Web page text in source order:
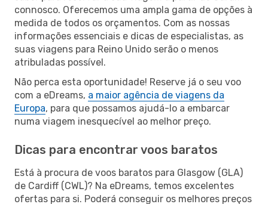
connosco. Oferecemos uma ampla gama de opções à
medida de todos os orçamentos. Com as nossas
informações essenciais e dicas de especialistas, as
suas viagens para Reino Unido serão o menos
atribuladas possível.
Não perca esta oportunidade! Reserve já o seu voo
com a eDreams, a maior agência de viagens da
Europa, para que possamos ajudá-lo a embarcar
numa viagem inesquecível ao melhor preço.
Dicas para encontrar voos baratos
Está à procura de voos baratos para Glasgow (GLA)
de Cardiff (CWL)? Na eDreams, temos excelentes
ofertas para si. Poderá conseguir os melhores preços